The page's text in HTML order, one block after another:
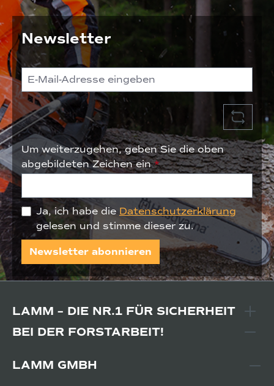
Newsletter
Um weiterzugehen, geben Sie die oben
abgebildeten Zeichen ein*
Ja, ich habe die Datenschutzerklärung
gelesen und stimme dieser zu.
Newsletter abonnieren
LAMM – DIE NR.1 FÜR SICHERHEIT
BEI DER FORSTARBEIT!
LAMM GMBH